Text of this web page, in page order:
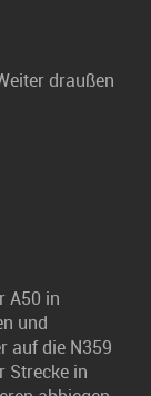
draußen
A50 in
und
auf die N359
Strecke in